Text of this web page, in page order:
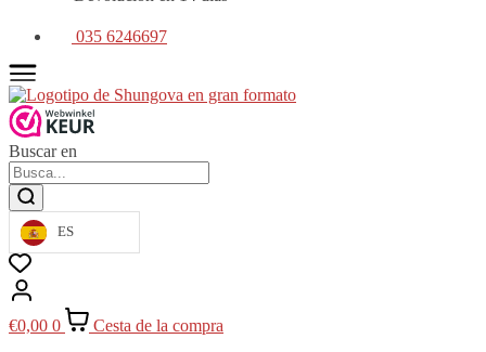
035 6246697
Buscar en
ES
€0,00 0
Cesta de la compra